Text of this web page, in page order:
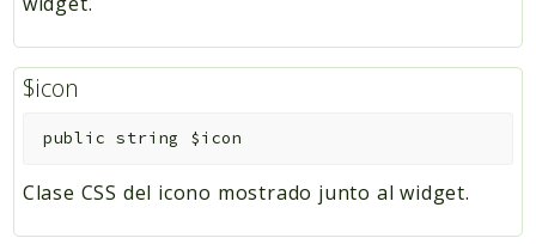
$icon
public string $icon
Clase CSS del icono mostrado junto al widget.